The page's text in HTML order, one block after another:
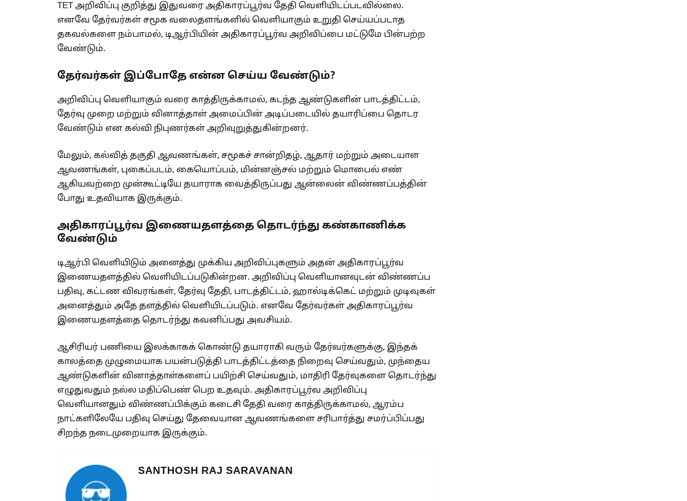
TET அறிவிப்பு குறித்து இதுவரை அதிகாரப்பூர்வ தேதி வெளியிடப்படவில்லை.
எனவே தேர்வர்கள் சமூக வலைதளங்களில் வெளியாகும் உறுதி செய்யப்படாத
தகவல்களை நம்பாமல், டிஆர்பியின் அதிகாரப்பூர்வ அறிவிப்பை மட்டுமே பின்பற்ற
வேண்டும்.
தேர்வர்கள் இப்போதே என்ன செய்ய வேண்டும்?
அறிவிப்பு வெளியாகும் வரை காத்திருக்காமல், கடந்த ஆண்டுகளின் பாடத்திட்டம்,
தேர்வு முறை மற்றும் வினாத்தாள் அமைப்பின் அடிப்படையில் தயாரிப்பை தொடர
வேண்டும் என கல்வி நிபுணர்கள் அறிவுறுத்துகின்றனர்.
மேலும், கல்வித் தகுதி ஆவணங்கள், சமூகச் சான்றிதழ், ஆதார் மற்றும் அடையாள
ஆவணங்கள், புகைப்படம், கையொப்பம், மின்னஞ்சல் மற்றும் மொபைல் எண்
ஆகியவற்றை முன்கூட்டியே தயாராக வைத்திருப்பது ஆன்லைன் விண்ணப்பத்தின்
போது உதவியாக இருக்கும்.
அதிகாரப்பூர்வ இணையதளத்தை தொடர்ந்து கண்காணிக்க
வேண்டும்
டிஆர்பி வெளியிடும் அனைத்து முக்கிய அறிவிப்புகளும் அதன் அதிகாரப்பூர்வ
இணையதளத்தில் வெளியிடப்படுகின்றன. அறிவிப்பு வெளியானவுடன் விண்ணப்ப
பதிவு, கட்டண விவரங்கள், தேர்வு தேதி, பாடத்திட்டம், ஹால்டிக்கெட் மற்றும் முடிவுகள்
அனைத்தும் அதே தளத்தில் வெளியிடப்படும். எனவே தேர்வர்கள் அதிகாரப்பூர்வ
இணையதளத்தை தொடர்ந்து கவனிப்பது அவசியம்.
ஆசிரியர் பணியை இலக்காகக் கொண்டு தயாராகி வரும் தேர்வர்களுக்கு, இந்தக்
காலத்தை முழுமையாக பயன்படுத்தி பாடத்திட்டத்தை நிறைவு செய்வதும், முந்தைய
ஆண்டுகளின் வினாத்தாள்களைப் பயிற்சி செய்வதும், மாதிரி தேர்வுகளை தொடர்ந்து
எழுதுவதும் நல்ல மதிப்பெண் பெற உதவும். அதிகாரப்பூர்வ அறிவிப்பு
வெளியானதும் விண்ணப்பிக்கும் கடைசி தேதி வரை காத்திருக்காமல், ஆரம்ப
நாட்களிலேயே பதிவு செய்து தேவையான ஆவணங்களை சரிபார்த்து சமர்ப்பிப்பது
சிறந்த நடைமுறையாக இருக்கும்.
SANTHOSH RAJ SARAVANAN